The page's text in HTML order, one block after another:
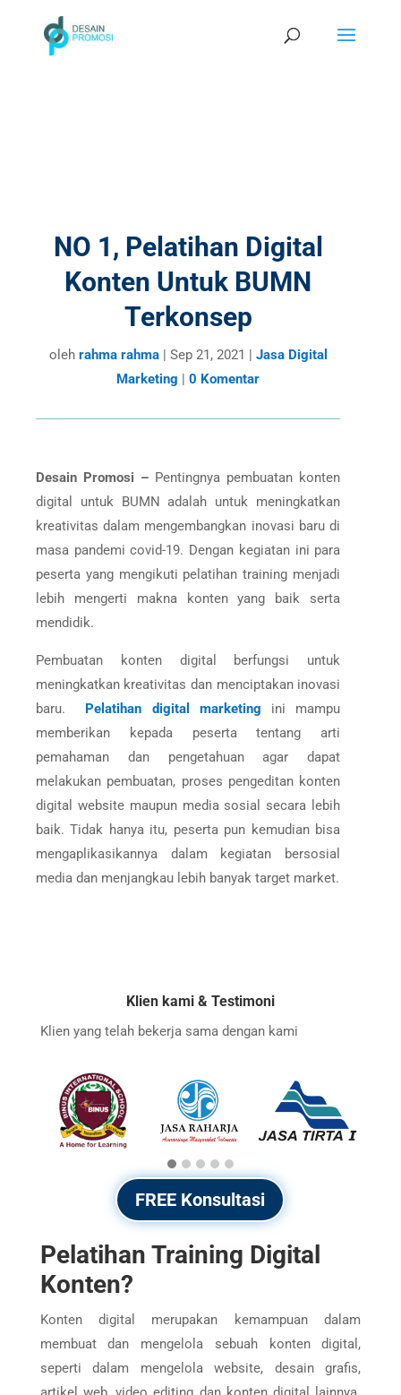
NO 1, Pelatihan Digital
Konten Untuk BUMN
Terkonsep
oleh rahma rahma| Sep 21, 2021 | Jasa Digital
Marketing |0 Komentar
Desain Promosi –Pentingnya pembuatan konten
digital untuk BUMN adalah untuk meningkatkan
kreativitas dalam mengembangkan inovasi baru di
masa pandemi covid-19. Dengan kegiatan ini para
peserta yang mengikuti pelatihan training menjadi
lebih mengerti makna konten yang baik serta
mendidik.
Pembuatan konten digital berfungsi untuk
meningkatkan kreativitas dan menciptakan inovasi
baru.
Pelatihan digital marketing ini mampu
memberikan kepada peserta tentang arti
pemahaman dan pengetahuan agar dapat
melakukan pembuatan, proses pengeditan konten
digital website maupun media sosial secara lebih
baik. Tidak hanya itu, peserta pun kemudian bisa
mengaplikasikannya dalam kegiatan bersosial
media dan menjangkau lebih banyak target market.
Klien kami & Testimoni
Klien yang telah bekerja sama dengan kami
FREE Konsultasi
Pelatihan Training Digital
Konten?
Konten digital merupakan kemampuan dalam
membuat dan mengelola sebuah konten digital,
seperti dalam mengelola website, desain grafis,